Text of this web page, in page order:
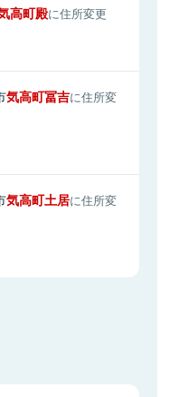
高町殿に住所変更
気高町冨吉に住所変
気高町土居に住所変